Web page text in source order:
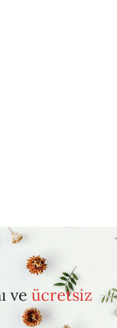
veücretsiz